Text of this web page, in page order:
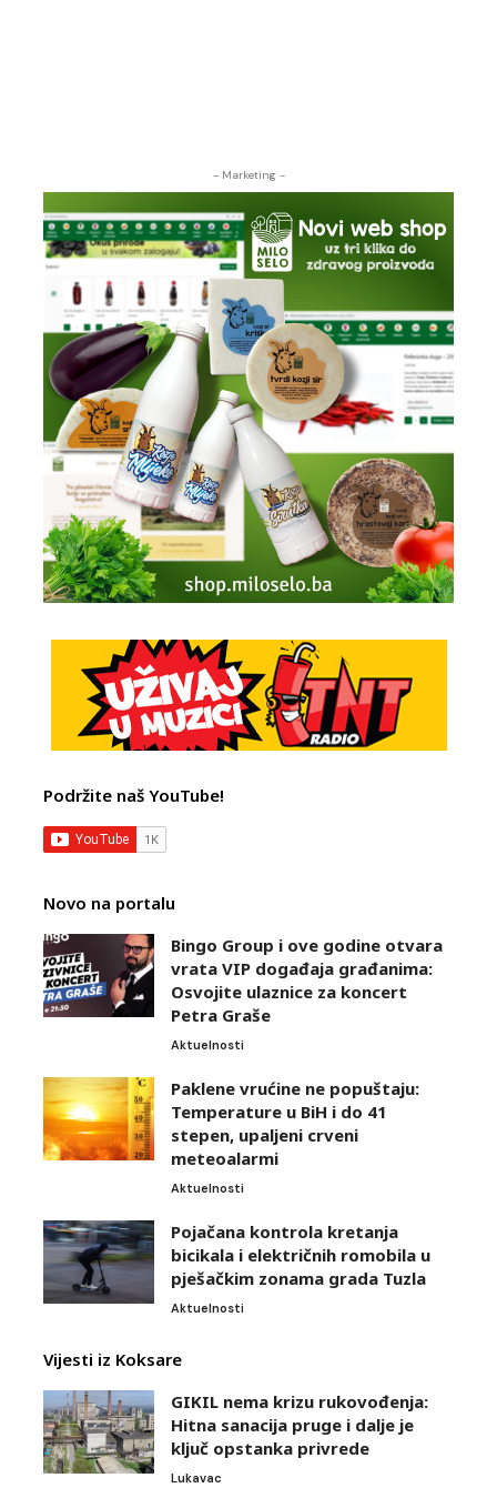
- Marketing -
Podržite naš YouTube!
Novo na portalu
Bingo Group i ove godine otvara
vrata VIP događaja građanima:
Osvojite ulaznice za koncert
Petra Graše
Aktuelnosti
Paklene vrućine ne popuštaju:
Temperature u BiH i do 41
stepen, upaljeni crveni
meteoalarmi
Aktuelnosti
Pojačana kontrola kretanja
bicikala i električnih romobila u
pješačkim zonama grada Tuzla
Aktuelnosti
Vijesti iz Koksare
GIKIL nema krizu rukovođenja:
Hitna sanacija pruge i dalje je
ključ opstanka privrede
Lukavac